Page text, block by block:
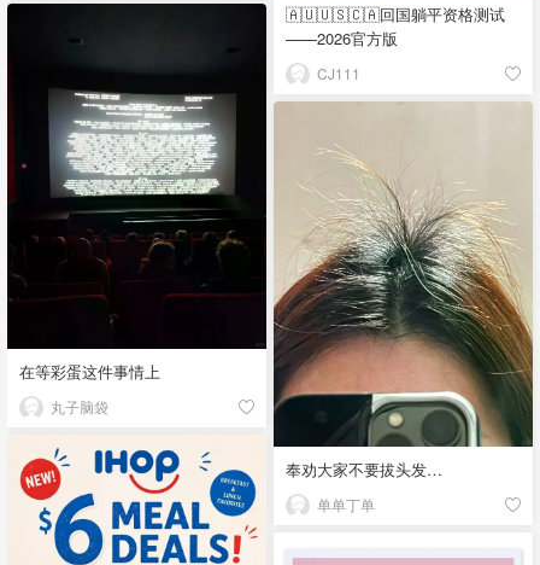
🇦🇺🇺🇸🇨🇦回国躺平资格测试
——2026官方版
CJ111
在等彩蛋这件事情上
丸子脑袋
奉劝大家不要拔头发…
单单丁单